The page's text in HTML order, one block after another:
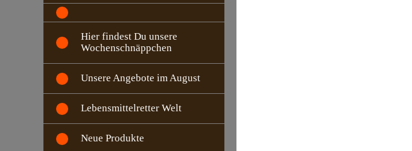
Hier findest Du unsere
Wochenschnäppchen
Unsere Angebote im August
Lebensmittelretter Welt
Neue Produkte